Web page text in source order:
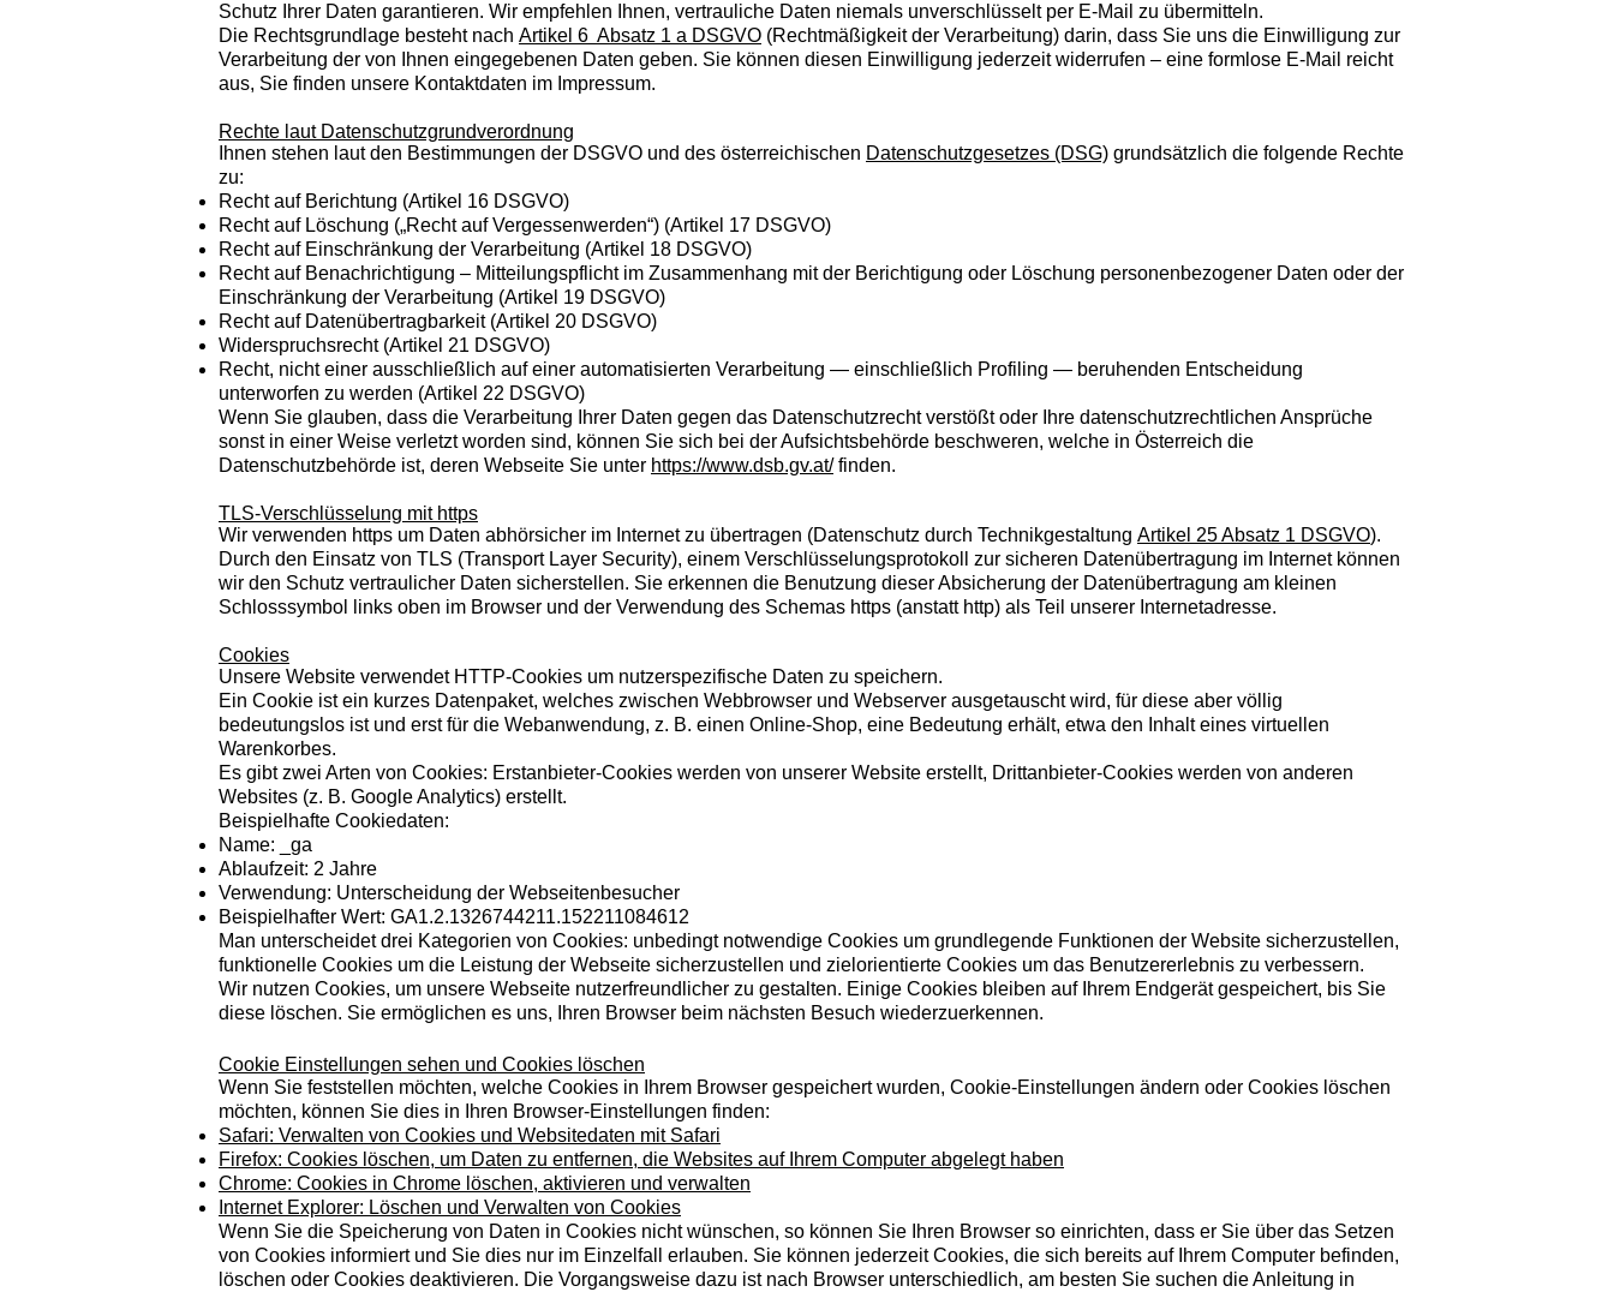
Schutz Ihrer Daten garantieren. Wir empfehlen Ihnen, vertrauliche Daten niemals unverschlüsselt per E-Mail zu übermitteln.
Die Rechtsgrundlage besteht nach Artikel 6 Absatz 1 a DSGVO (Rechtmäßigkeit der Verarbeitung) darin, dass Sie uns die Einwilligung zur
Verarbeitung der von Ihnen eingegebenen Daten geben. Sie können diesen Einwilligung jederzeit widerrufen – eine formlose E-Mail reicht
aus, Sie finden unsere Kontaktdaten im Impressum.
Rechte laut Datenschutzgrundverordnung
Ihnen stehen laut den Bestimmungen der DSGVO und des österreichischen Datenschutzgesetzes (DSG) grundsätzlich die folgende Rechte
zu:
Recht auf Berichtung (Artikel 16 DSGVO)
Recht auf Löschung („Recht auf Vergessenwerden“) (Artikel 17 DSGVO)
Recht auf Einschränkung der Verarbeitung (Artikel 18 DSGVO)
Recht auf Benachrichtigung – Mitteilungspflicht im Zusammenhang mit der Berichtigung oder Löschung personenbezogener Daten oder der
Einschränkung der Verarbeitung (Artikel 19 DSGVO)
Recht auf Datenübertragbarkeit (Artikel 20 DSGVO)
Widerspruchsrecht (Artikel 21 DSGVO)
Recht, nicht einer ausschließlich auf einer automatisierten Verarbeitung — einschließlich Profiling — beruhenden Entscheidung
unterworfen zu werden (Artikel 22 DSGVO)
Wenn Sie glauben, dass die Verarbeitung Ihrer Daten gegen das Datenschutzrecht verstößt oder Ihre datenschutzrechtlichen Ansprüche
sonst in einer Weise verletzt worden sind, können Sie sich bei der Aufsichtsbehörde beschweren, welche in Österreich die
Datenschutzbehörde ist, deren Webseite Sie unter https://www.dsb.gv.at/finden.
TLS-Verschlüsselung mit https
Wir verwenden https um Daten abhörsicher im Internet zu übertragen (Datenschutz durch Technikgestaltung Artikel 25 Absatz 1 DSGVO).
Durch den Einsatz von TLS (Transport Layer Security), einem Verschlüsselungsprotokoll zur sicheren Datenübertragung im Internet können
wir den Schutz vertraulicher Daten sicherstellen. Sie erkennen die Benutzung dieser Absicherung der Datenübertragung am kleinen
Schlosssymbol links oben im Browser und der Verwendung des Schemas https (anstatt http) als Teil unserer Internetadresse.
Cookies
Unsere Website verwendet HTTP-Cookies um nutzerspezifische Daten zu speichern.
Ein Cookie ist ein kurzes Datenpaket, welches zwischen Webbrowser und Webserver ausgetauscht wird, für diese aber völlig
bedeutungslos ist und erst für die Webanwendung, z. B. einen Online-Shop, eine Bedeutung erhält, etwa den Inhalt eines virtuellen
Warenkorbes.
Es gibt zwei Arten von Cookies: Erstanbieter-Cookies werden von unserer Website erstellt, Drittanbieter-Cookies werden von anderen
Websites (z. B. Google Analytics) erstellt.
Beispielhafte Cookiedaten:
Name: _ga
Ablaufzeit: 2 Jahre
Verwendung: Unterscheidung der Webseitenbesucher
Beispielhafter Wert: GA1.2.1326744211.152211084612
Man unterscheidet drei Kategorien von Cookies: unbedingt notwendige Cookies um grundlegende Funktionen der Website sicherzustellen,
funktionelle Cookies um die Leistung der Webseite sicherzustellen und zielorientierte Cookies um das Benutzererlebnis zu verbessern.
Wir nutzen Cookies, um unsere Webseite nutzerfreundlicher zu gestalten. Einige Cookies bleiben auf Ihrem Endgerät gespeichert, bis Sie
diese löschen. Sie ermöglichen es uns, Ihren Browser beim nächsten Besuch wiederzuerkennen.
Cookie Einstellungen sehen und Cookies löschen
Wenn Sie feststellen möchten, welche Cookies in Ihrem Browser gespeichert wurden, Cookie-Einstellungen ändern oder Cookies löschen
möchten, können Sie dies in Ihren Browser-Einstellungen finden:
Safari: Verwalten von Cookies und Websitedaten mit Safari
Firefox: Cookies löschen, um Daten zu entfernen, die Websites auf Ihrem Computer abgelegt haben
Chrome: Cookies in Chrome löschen, aktivieren und verwalten
Internet Explorer: Löschen und Verwalten von Cookies
Wenn Sie die Speicherung von Daten in Cookies nicht wünschen, so können Sie Ihren Browser so einrichten, dass er Sie über das Setzen
von Cookies informiert und Sie dies nur im Einzelfall erlauben. Sie können jederzeit Cookies, die sich bereits auf Ihrem Computer befinden,
löschen oder Cookies deaktivieren. Die Vorgangsweise dazu ist nach Browser unterschiedlich, am besten Sie suchen die Anleitung in